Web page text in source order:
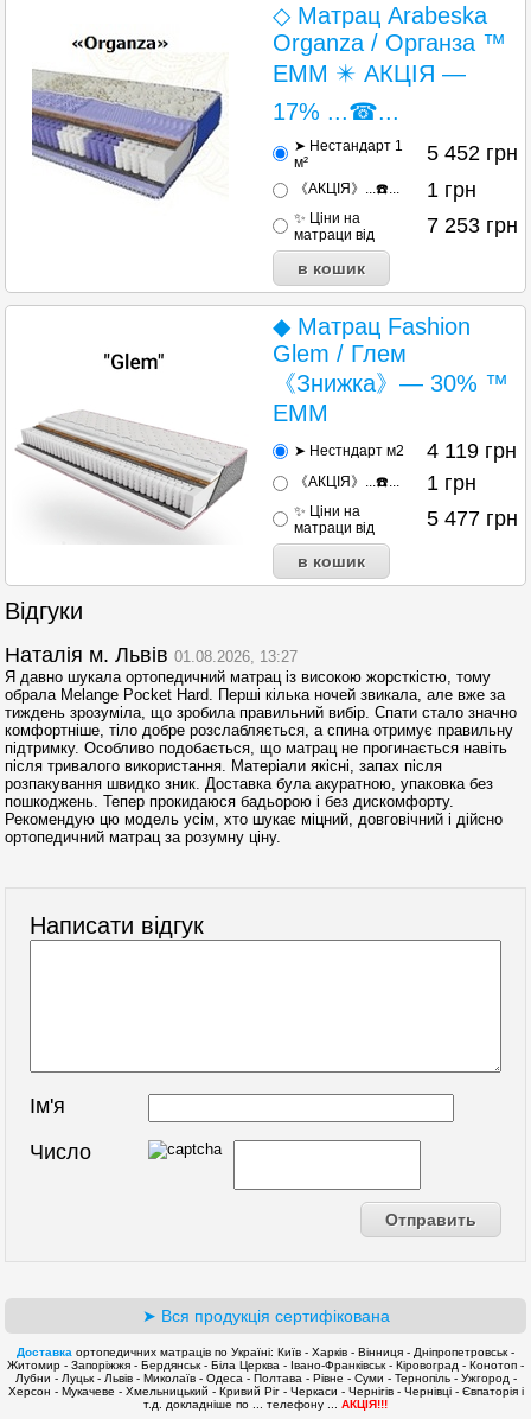
◇ Матрац Arabeska
Organza / Органза ™
ЕММ ✴️ АКЦІЯ —
17% ...☎...
➤ Нестандарт 1
м²
5 452 грн
《АКЦІЯ》...☎️... 1 грн
✨ Ціни на
матраци від
7 253 грн
◆ Матрац Fashion
Glem / Глем
《Знижка》— 30% ™
EMM
➤ Нестндарт м2 4 119 грн
《АКЦІЯ》...☎️... 1 грн
✨ Ціни на
матраци від
5 477 грн
Відгуки
Наталія м. Львів01.08.2026, 13:27
Я давно шукала ортопедичний матрац із високою жорсткістю, тому
обрала Melange Pocket Hard. Перші кілька ночей звикала, але вже за
тиждень зрозуміла, що зробила правильний вибір. Спати стало значно
комфортніше, тіло добре розслабляється, а спина отримує правильну
підтримку. Особливо подобається, що матрац не прогинається навіть
після тривалого використання. Матеріали якісні, запах після
розпакування швидко зник. Доставка була акуратною, упаковка без
пошкоджень. Тепер прокидаюся бадьорою і без дискомфорту.
Рекомендую цю модель усім, хто шукає міцний, довговічний і дійсно
ортопедичний матрац за розумну ціну.
Написати відгук
Ім'я
Число
➤ Вся продукція сертифікована
Доставка ортопедичних матраців по Україні: Київ - Харків - Вінниця - Дніпропетровськ -
Житомир - Запоріжжя - Бердянськ - Біла Церква - Івано-Франківськ - Кіровоград - Конотоп -
Лубни - Луцьк - Львів - Миколаїв - Одеса - Полтава - Рівне - Суми - Тернопіль - Ужгород -
Херсон - Мукачеве - Хмельницький - Кривий Ріг - Черкаси - Чернігів - Чернівці - Євпаторія і
т.д. докладніше по ... телефону ... АКЦІЯ!!!